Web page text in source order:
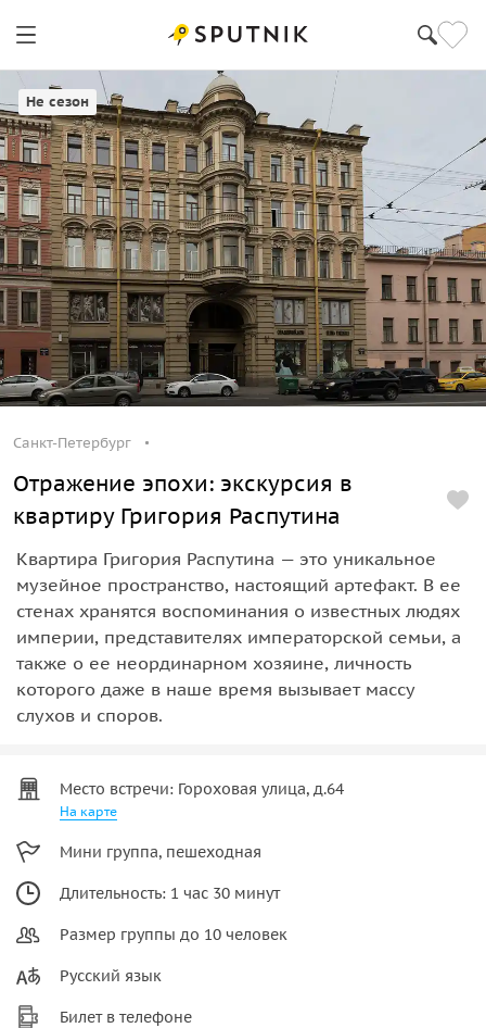
Санкт-Петербург
Не сезон
Санкт-Петербург
Отражение эпохи: экскурсия в
квартиру Григория Распутина
Квартира Григория Распутина — это уникальное
музейное пространство, настоящий артефакт. В ее
стенах хранятся воспоминания о известных людях
империи, представителях императорской семьи, а
также о ее неординарном хозяине, личность
которого даже в наше время вызывает массу
слухов и споров.
Место встречи: Гороховая улица, д.64
На карте
Мини группа, пешеходная
Длительность: 1 час 30 минут
Размер группы до 10 человек
Русский язык
Билет в телефоне